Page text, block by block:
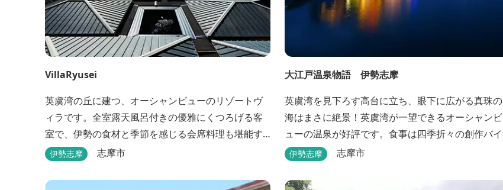
VillaRyusei
英虞湾の丘に建つ、オーシャンビューのリゾートヴ
ィラです。全室露天風呂付きの優雅にくつろげる客
室で、伊勢の食材と季節を感じる会席料理も堪能す
ることができます。
伊勢志摩 志摩市
大江戸温泉物語 伊勢志摩
英虞湾を見下ろす高台に立ち、眼下に広がる真珠の
海はまさに絶景！英虞湾が一望できるオーシャンビ
ューの温泉が好評です。食事は四季折々の創作バイ
キングが楽しめます。 英虞湾のかご漁を体験できる
べることもできます。
伊勢志摩 志摩市